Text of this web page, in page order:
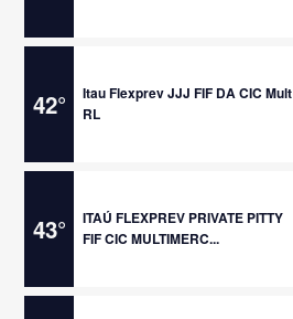
42°
Itau Flexprev JJJ FIF DA CIC Mult
RL
43°
ITAÚ FLEXPREV PRIVATE PITTY
FIF CIC MULTIMERC...